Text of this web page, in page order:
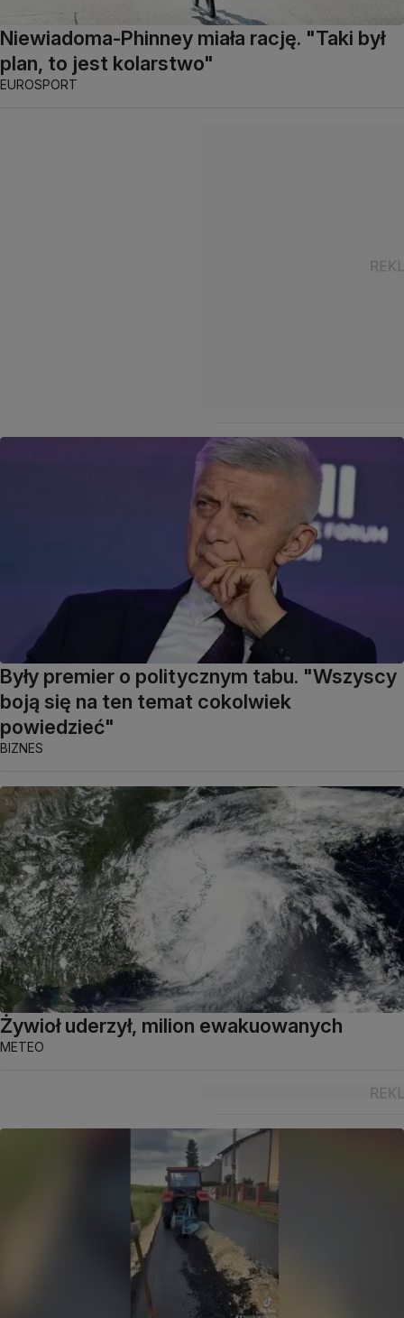
Niewiadoma-Phinney miała rację. "Taki był
plan, to jest kolarstwo"
EUROSPORT
Były premier o politycznym tabu. "Wszyscy
boją się na ten temat cokolwiek
powiedzieć"
BIZNES
Żywioł uderzył, milion ewakuowanych
METEO